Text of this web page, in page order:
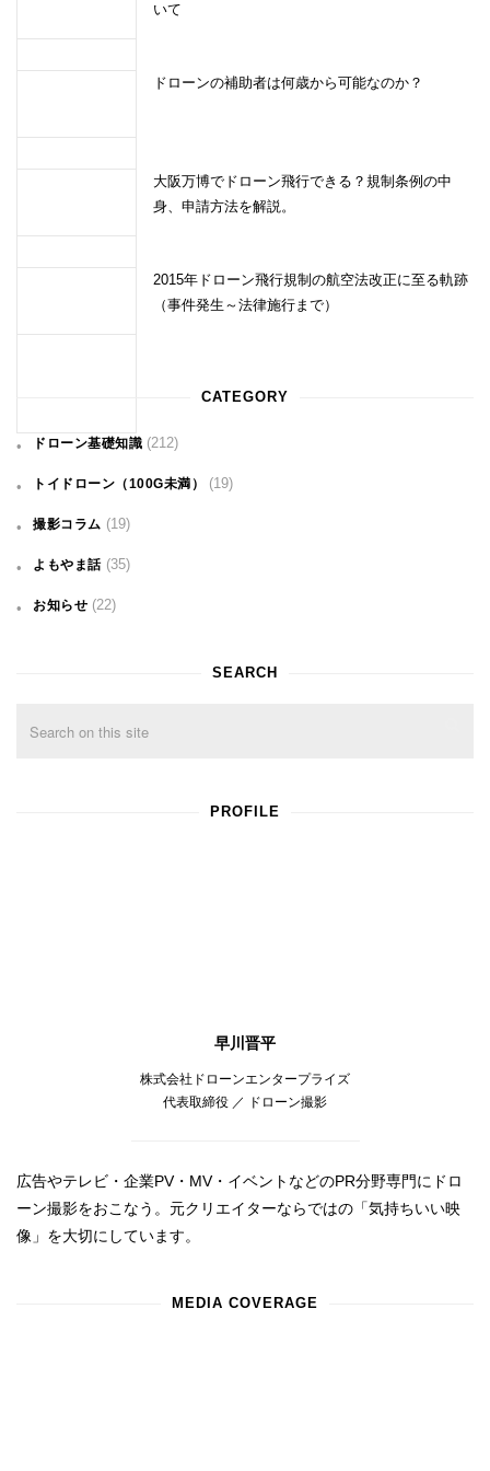
いて
ドローンの補助者は何歳から可能なのか？
大阪万博でドローン飛行できる？規制条例の中
身、申請方法を解説。
2015年ドローン飛行規制の航空法改正に至る軌跡
（事件発生～法律施行まで）
CATEGORY
ドローン基礎知識 (212)
トイドローン（100G未満） (19)
撮影コラム (19)
よもやま話(35)
お知らせ (22)
SEARCH
PROFILE
早川晋平
株式会社ドローンエンタープライズ
代表取締役 ／ ドローン撮影
広告やテレビ・企業PV・MV・イベントなどのPR分野専門にドロ
ーン撮影をおこなう。元クリエイターならではの「気持ちいい映
像」を大切にしています。
MEDIA COVERAGE